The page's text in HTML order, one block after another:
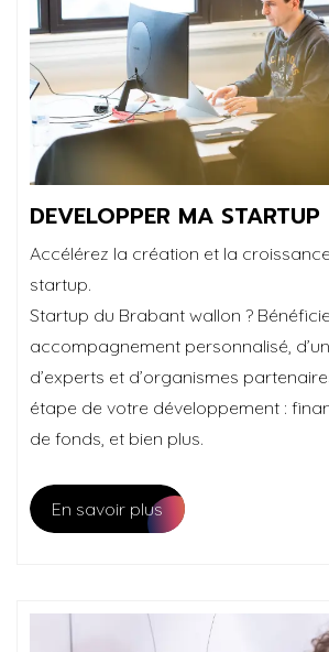
DEVELOPPER MA STARTUP
Accélérez la création et la
startup.
Startup du Brabant wallon ?
accompagnement personnalisé,
d’experts et d’organismes
étape de votre développement :
de fonds, et bien plus.
En savoir plus